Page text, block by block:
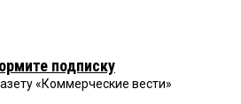
подписку
«Коммерческие вести»